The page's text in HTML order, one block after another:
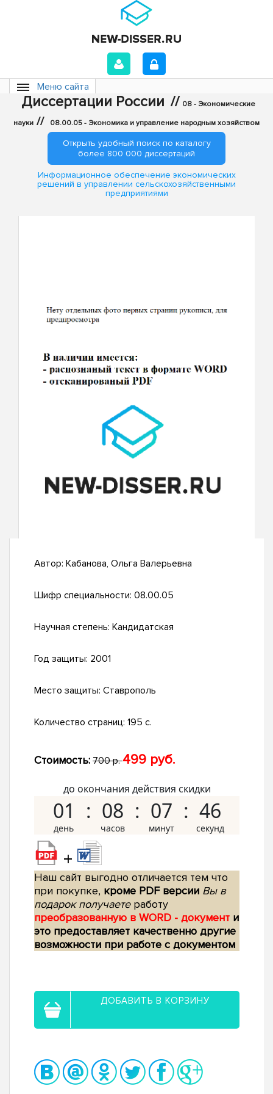
Меню сайта
Диссертации России // 08 - Экономические
науки // 08.00.05 - Экономика и управление народным хозяйством
Открыть удобный поиск по каталогу
более 800 000 диссертаций
Информационное обеспечение экономических
решений в управлении сельскохозяйственными
предприятиями
Автор: Кабанова, Ольга Валерьевна
Шифр специальности: 08.00.05
Научная степень: Кандидатская
Год защиты: 2001
Место защиты: Ставрополь
Количество страниц: 195 с.
Стоимость: 700 р.499 руб.
до окончания действия скидки
01 08 07 45
+
Наш сайт выгодно отличается тем что
при покупке, кроме PDF версии Вы в
подарок получаетеработу
преобразованную в WORD - документ и
это предоставляет качественно другие
возможности при работе с документом
ДОБАВИТЬ В КОРЗИНУ